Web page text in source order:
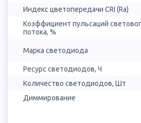
Индекс цветопередачи CRI (Ra)
Коэффициент пульсаций
потока, %
Марка светодиода
Ресурс светодиодов, Ч
Количество светодиодов, Шт
Диммирование